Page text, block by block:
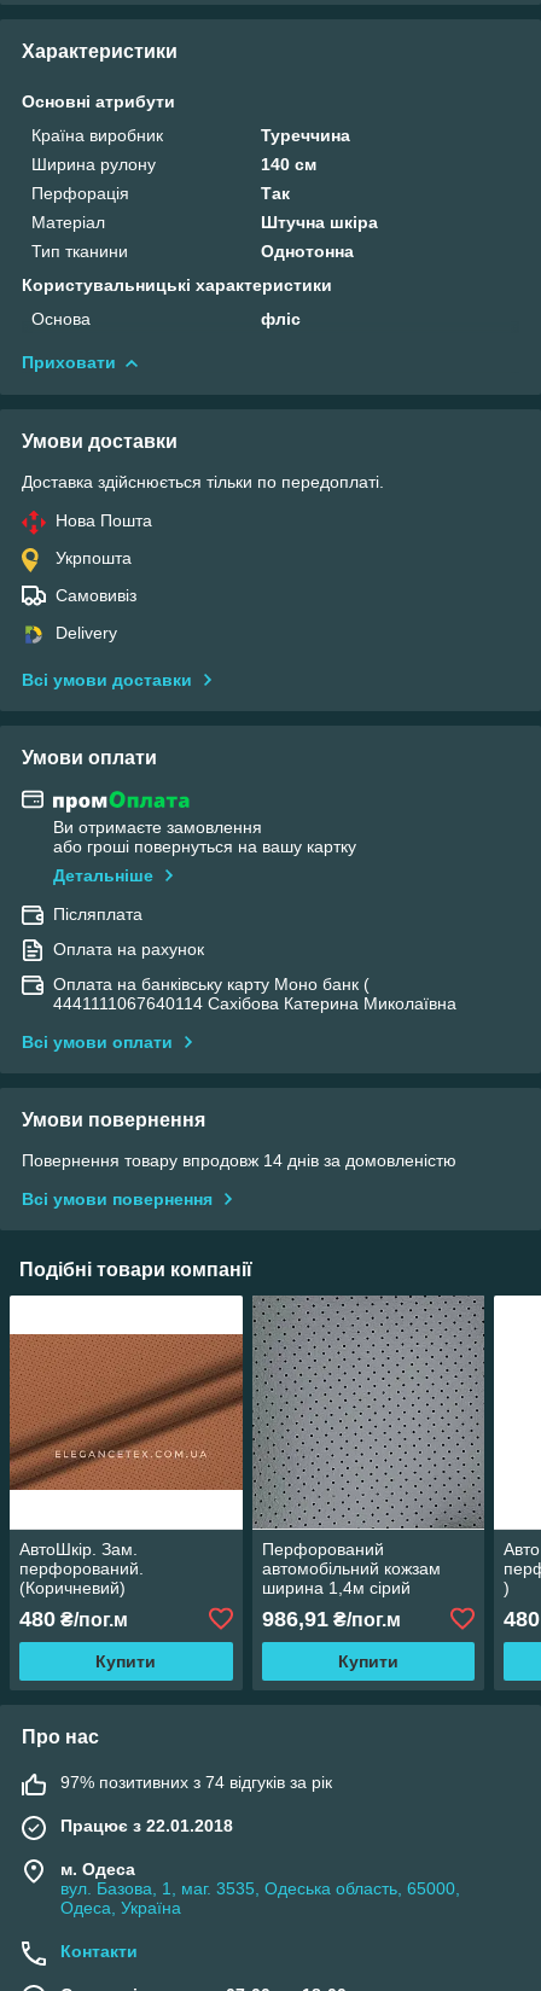
Характеристики
Основні атрибути
Країна виробник
Туреччина
Ширина рулону
140 см
Перфорація
Так
Матеріал
Штучна шкіра
Тип тканини
Однотонна
Користувальницькі характеристики
Основа
фліс
Приховати
Умови доставки
Доставка здійснюється тільки по передоплаті.
Нова Пошта
Укрпошта
Самовивіз
Delivery
Всі умови доставки
Умови оплати
Ви отримаєте замовлення
або гроші повернуться на вашу картку
Детальніше
Післяплата
Оплата на рахунок
Оплата на банківську карту Моно банк (
4441111067640114 Сахібова Катерина Миколаївна
Всі умови оплати
Умови повернення
Повернення товару впродовж 14 днів за домовленістю
Всі умови повернення
Подібні товари компанії
АвтоШкір. Зам.
перфорований.
(Коричневий)
480 ₴/пог.м
Купити
Перфорований
автомобільний кожзам
ширина 1,4м сірий
986,91₴/пог.м
Купити
)
480
Про нас
97% позитивних з 74 відгуків за рік
Працює з 22.01.2018
м. Одеса
вул. Базова, 1, маг. 3535, Одеська область, 65000,
Одеса, Україна
Контакти